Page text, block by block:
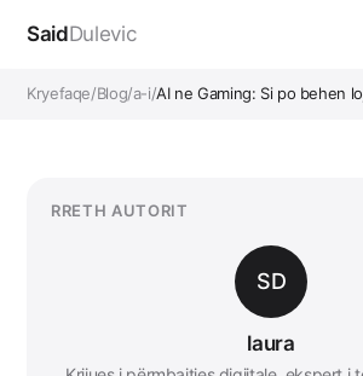
SaidDulevic
Kryefaqe/Blog/a-i/AI ne Gaming: Si po behen
RRETH AUTORIT
SD
laura